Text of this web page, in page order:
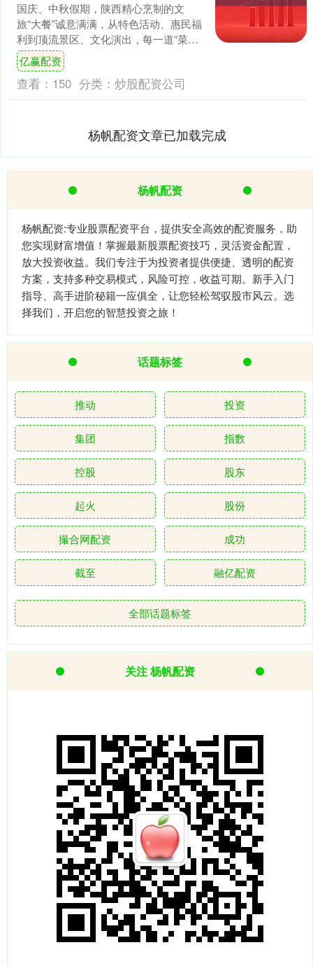
国庆、中秋假期，陕西精心烹制的文
旅“大餐”诚意满满，从特色活动、惠民福
利到顶流景区、文化演出，每一道“菜
品”都让人眼前一亮，全方位满足游客的
假期体验需求。 10....
亿赢配资
查看： 150 分类： 炒股配资公司
杨帆配资文章已加载完成
杨帆配资
杨帆配资:专业股票配资平台，提供安全高效的配资服务，助
您实现财富增值！掌握最新股票配资技巧，灵活资金配置，
放大投资收益。我们专注于为投资者提供便捷、透明的配资
方案，支持多种交易模式，风险可控，收益可期。新手入门
指导、高手进阶秘籍一应俱全，让您轻松驾驭股市风云。选
择我们，开启您的智慧投资之旅！
话题标签
推动 投资
集团 指数
控股 股东
起火 股份
撮合网配资 成功
截至 融亿配资
全部话题标签
关注 杨帆配资